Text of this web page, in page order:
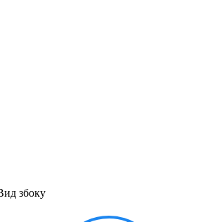
база УТОГ
ООН
документи
збоку